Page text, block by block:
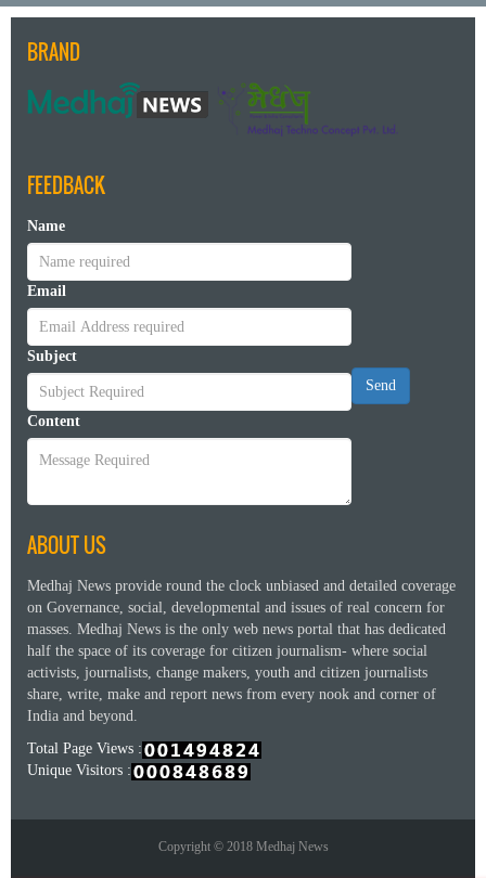
BRAND
FEEDBACK
Name
Email
Subject
Content
Send
ABOUT US
Medhaj News provide round the clock unbiased and detailed coverage
on Governance, social, developmental and issues of real concern for
masses. Medhaj News is the only web news portal that has dedicated
half the space of its coverage for citizen journalism- where social
activists, journalists, change makers, youth and citizen journalists
share, write, make and report news from every nook and corner of
India and beyond.
Total Page Views :
Unique Visitors :
Copyright © 2018 Medhaj News